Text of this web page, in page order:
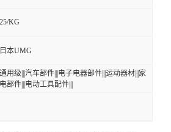
25/KG
日本UMG
通用级|||汽车部件|||电子电器部件|||运动器材|||家
电部件|||电动工具配件|||